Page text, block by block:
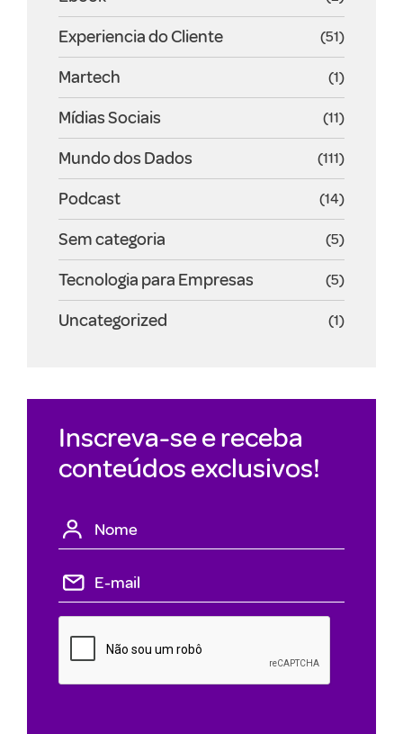
Experiencia do Cliente (51)
Martech (1)
Mídias Sociais (11)
Mundo dos Dados (111)
Podcast (14)
Sem categoria (5)
Tecnologia para Empresas (5)
Uncategorized (1)
Inscreva-se e receba
conteúdos exclusivos!